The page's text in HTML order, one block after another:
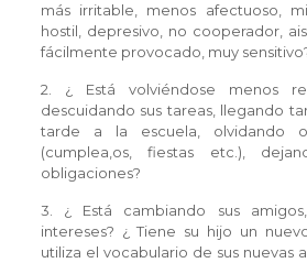
más irritable, menos afectuoso,
hostil, depresivo, no cooperador,
fácilmente provocado, muy
2. ¿ Está volviéndose menos
descuidando sus tareas, llegando
tarde a la escuela, olvidando
(cumplea‚os, fiestas etc.),
obligaciones?
3. ¿ Está cambiando sus
intereses? ¿ Tiene su hijo un
utiliza el vocabulario de sus nuevas